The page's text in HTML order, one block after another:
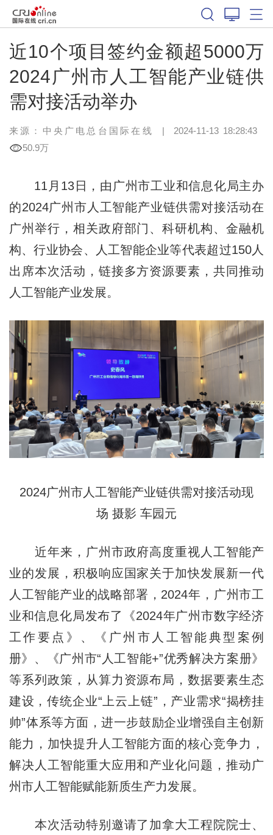
近10个项目签约金额超5000万
2024广州市人工智能产业链供
需对接活动举办
来源：中央广电总台国际在线 | 2024-11-13 18:28:43
50.9万
11月13日，由广州市工业和信息化局主办
的2024广州市人工智能产业链供需对接活动在
广州举行，相关政府部门、科研机构、金融机
构、行业协会、人工智能企业等代表超过150人
出席本次活动，链接多方资源要素，共同推动
人工智能产业发展。
2024广州市人工智能产业链供需对接活动现
场 摄影 车园元
近年来，广州市政府高度重视人工智能产
业的发展，积极响应国家关于加快发展新一代
人工智能产业的战略部署，2024年，广州市工
业和信息化局发布了《2024年广州市数字经济
工作要点》、《广州市人工智能典型案例
册》、《广州市“人工智能+”优秀解决方案册》
等系列政策，从算力资源布局，数据要素生态
建设，传统企业“上云上链”，产业需求“揭榜挂
帅”体系等方面，进一步鼓励企业增强自主创新
能力，加快提升人工智能方面的核心竞争力，
解决人工智能重大应用和产业化问题，推动广
州市人工智能赋能新质生产力发展。
本次活动特别邀请了加拿大工程院院士、